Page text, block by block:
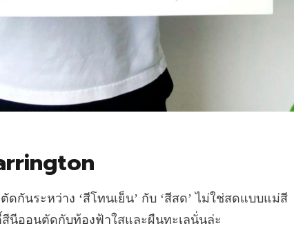
ดกันระหว่าง ‘สีโทนเย็น’ กับ ‘สีสด’ ไม่ใช่สดแบบแม่สี
นีออนตัดกับท้องฟ้าใสและผืนทะเลนั่นล่ะ